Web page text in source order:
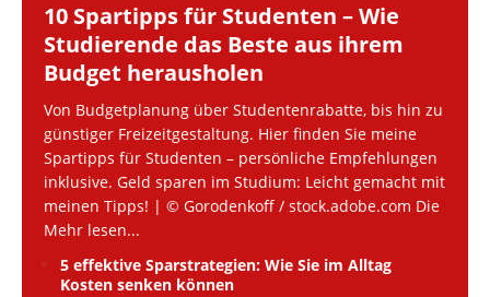
10 Spartipps für Studenten – Wie
Studierende das Beste aus ihrem
Budget herausholen
Von Budgetplanung über Studentenrabatte, bis hin zu
günstiger Freizeitgestaltung. Hier finden Sie meine
Spartipps für Studenten – persönliche Empfehlungen
inklusive. Geld sparen im Studium: Leicht gemacht mit
meinen Tipps! | © Gorodenkoff / stock.adobe.com Die
Mehr lesen...
5 effektive Sparstrategien: Wie Sie im Alltag
Kosten senken können